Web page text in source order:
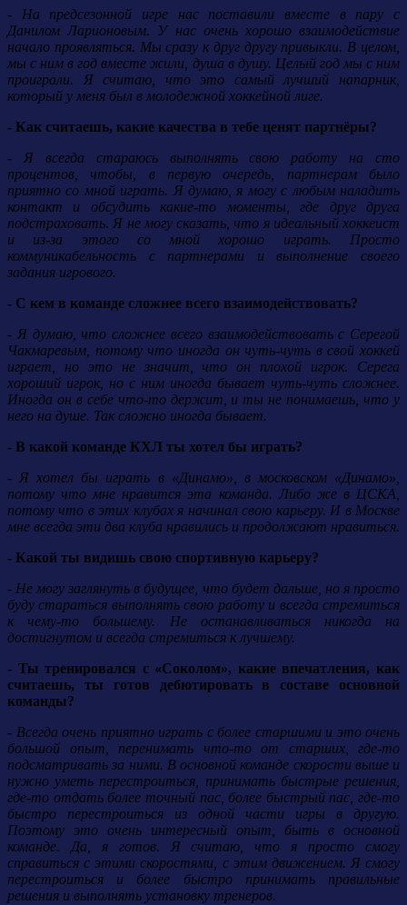
- На предсезонной игре нас поставили вместе в пару с
Данилом Ларионовым. У нас очень хорошо взаимодействие
начало проявляться. Мы сразу к друг другу привыкли. В целом,
мы с ним в год вместе жили, душа в душу. Целый год мы с ним
проиграли. Я считаю, что это самый лучший напарник,
который у меня был в молодежной хоккейной лиге.
- Как считаешь, какие качества в тебе ценят партнёры?
- Я всегда стараюсь выполнять свою работу на сто
процентов, чтобы, в первую очередь, партнерам было
приятно со мной играть. Я думаю, я могу с любым наладить
контакт и обсудить какие-то моменты, где друг друга
подстраховать. Я не могу сказать, что я идеальный хоккеист
и из-за этого со мной хорошо играть. Просто
коммуникабельность с партнерами и выполнение своего
задания игрового.
- С кем в команде сложнее всего взаимодействовать?
- Я думаю, что сложнее всего взаимодействовать с Серегой
Чакмаревым, потому что иногда он чуть-чуть в свой хоккей
играет, но это не значит, что он плохой игрок. Серега
хороший игрок, но с ним иногда бывает чуть-чуть сложнее.
Иногда он в себе что-то держит, и ты не понимаешь, что у
него на душе. Так сложно иногда бывает.
- В какой команде КХЛ ты хотел бы играть?
- Я хотел бы играть в «Динамо», в московском «Динамо»,
потому что мне нравится эта команда. Либо же в ЦСКА,
потому что в этих клубах я начинал свою карьеру. И в Москве
мне всегда эти два клуба нравились и продолжают нравиться.
- Какой ты видишь свою спортивную карьеру?
- Не могу заглянуть в будущее, что будет дальше, но я просто
буду стараться выполнять свою работу и всегда стремиться
к чему-то большему. Не останавливаться никогда на
достигнутом и всегда стремиться к лучшему.
- Ты тренировался с «Соколом», какие впечатления, как
считаешь, ты готов дебютировать в составе основной
команды?
- Всегда очень приятно играть с более старшими и это очень
большой опыт, перенимать что-то от старших, где-то
подсматривать за ними. В основной команде скорости выше и
нужно уметь перестроиться, принимать быстрые решения,
где-то отдать более точный пас, более быстрый пас, где-то
быстро перестроиться из одной части игры в другую.
Поэтому это очень интересный опыт, быть в основной
команде. Да, я готов. Я считаю, что я просто смогу
справиться с этими скоростями, с этим движением. Я смогу
перестроиться и более быстро принимать правильные
решения и выполнять установку тренеров.